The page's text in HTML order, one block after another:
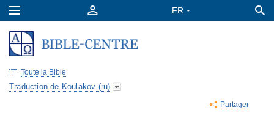
Toute la Bible
Traduction de Koulakov (ru)
Partager